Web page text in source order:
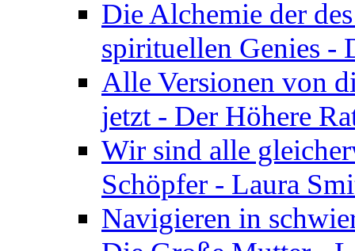
Die Alchemie der
spirituellen Genies -
Alle Versionen von
jetzt - Der Höhere
Wir sind alle
Schöpfer - Laura
Navigieren in